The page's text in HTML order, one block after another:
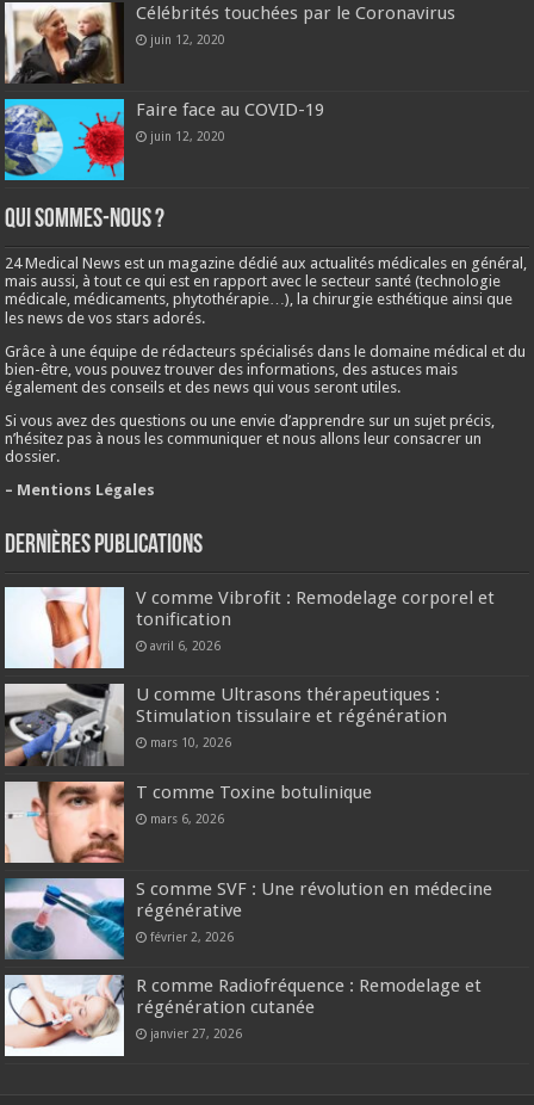
Célébrités touchées par le Coronavirus
juin 12, 2020
Faire face au COVID-19
juin 12, 2020
Qui sommes-nous ?
24 Medical News est un magazine dédié aux actualités médicales en général,
mais aussi, à tout ce qui est en rapport avec le secteur santé (technologie
médicale, médicaments, phytothérapie…), la chirurgie esthétique ainsi que
les news de vos stars adorés.
Grâce à une équipe de rédacteurs spécialisés dans le domaine médical et du
bien-être, vous pouvez trouver des informations, des astuces mais
également des conseils et des news qui vous seront utiles.
Si vous avez des questions ou une envie d’apprendre sur un sujet précis,
n’hésitez pas à nous les communiquer et nous allons leur consacrer un
dossier.
– Mentions Légales
Dernières publications
V comme Vibrofit : Remodelage corporel et
tonification
avril 6, 2026
U comme Ultrasons thérapeutiques :
Stimulation tissulaire et régénération
mars 10, 2026
T comme Toxine botulinique
mars 6, 2026
S comme SVF : Une révolution en médecine
régénérative
février 2, 2026
R comme Radiofréquence : Remodelage et
régénération cutanée
janvier 27, 2026